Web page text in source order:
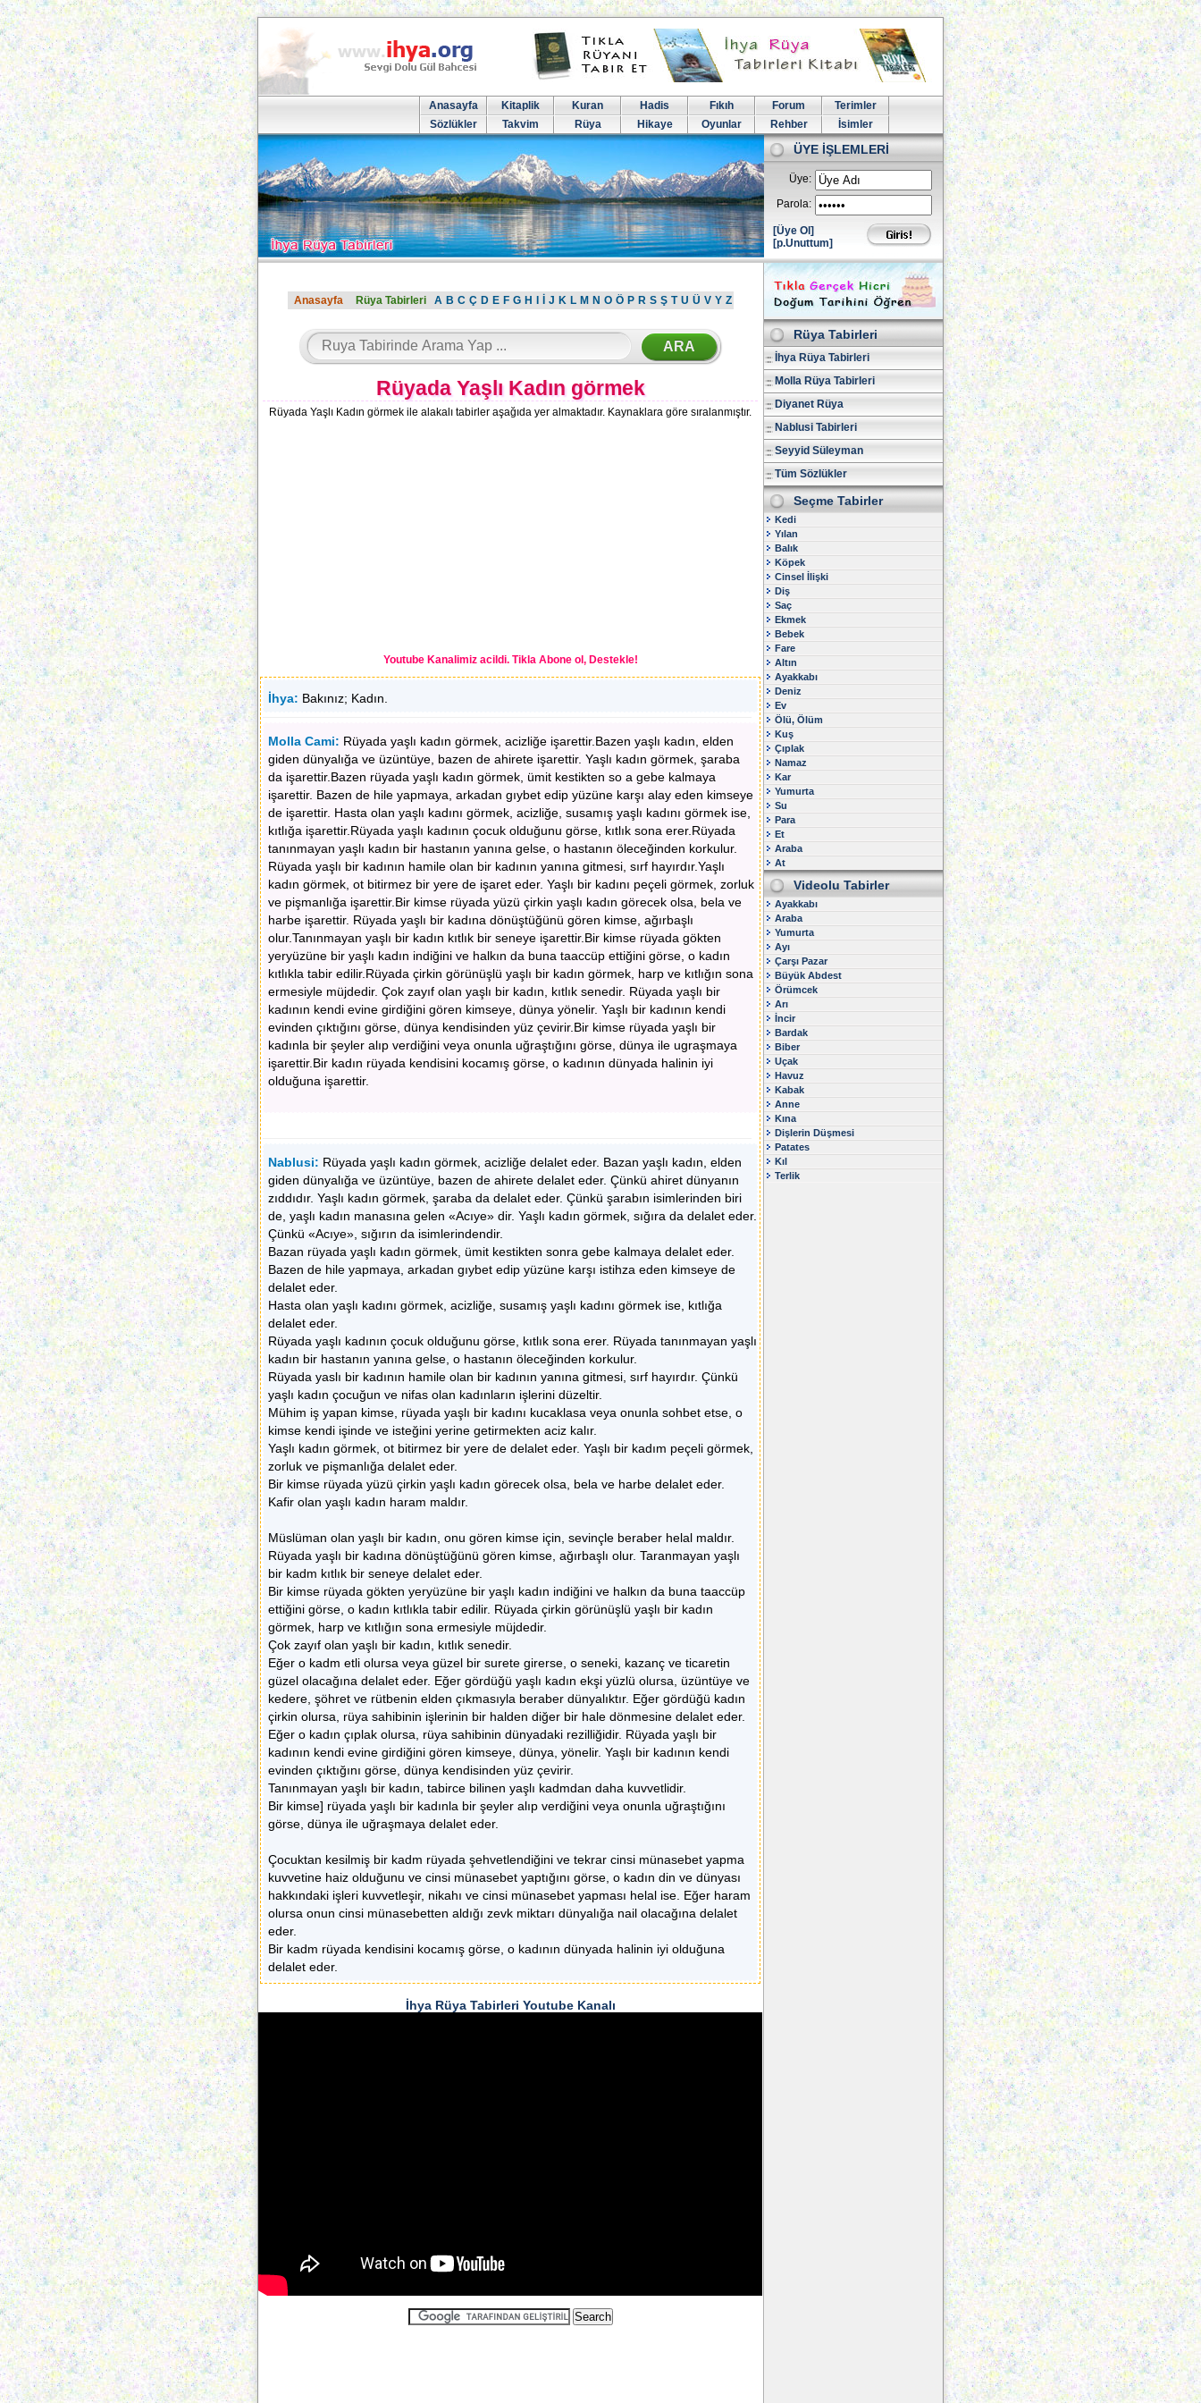
Anasayfa Kitaplik Kuran Hadis Fıkıh Forum
Terimler
Sözlükler
Takvim Rüya Hikaye Oyunlar Rehber İsimler
ÜYE İŞLEMLERİ
Üye:
Parola:
[Üye Ol]
[p.Unuttum]
Anasayfa Rüya Tabirleri A B C Ç D E F G H J K L M N O Ö P R S Ş T U Ü V Y Z
Rüyada Yaşlı Kadın görmek
Rüyada Yaşlı Kadın görmek ile alakalı tabirler aşağıda yer almaktadır. Kaynaklara göre sıralanmıştır.
Youtube Kanalimiz acildi. Tikla Abone ol, Destekle!
İhya: Bakınız; Kadın.
Molla Cami: Rüyada yaşlı kadın görmek, acizliğe işarettir.Bazen yaşlı kadın, elden
giden dünyalığa ve üzüntüye, bazen de ahirete işarettir. Yaşlı kadın görmek, şaraba
da işarettir.Bazen rüyada yaşlı kadın görmek, ümit kestikten so a gebe kalmaya
işarettir. Bazen de hile yapmaya, arkadan gıybet edip yüzüne karşı alay eden kimseye
de işarettir. Hasta olan yaşlı kadını görmek, acizliğe, susamış yaşlı kadını görmek ise,
kıtlığa işarettir.Rüyada yaşlı kadının çocuk olduğunu görse, kıtlık sona erer.Rüyada
tanınmayan yaşlı kadın bir hastanın yanına gelse, o hastanın öleceğinden korkulur.
Rüyada yaşlı bir kadının hamile olan bir kadının yanına gitmesi, sırf hayırdır.Yaşlı
kadın görmek, ot bitirmez bir yere de işaret eder. Yaşlı bir kadını peçeli görmek, zorluk
ve pişmanlığa işarettir.Bir kimse rüyada yüzü çirkin yaşlı kadın görecek olsa, bela ve
harbe işarettir. Rüyada yaşlı bir kadına dönüştüğünü gören kimse, ağırbaşlı
olur.Tanınmayan yaşlı bir kadın kıtlık bir seneye işarettir.Bir kimse rüyada gökten
yeryüzüne bir yaşlı kadın indiğini ve halkın da buna taaccüp ettiğini görse, o kadın
kıtlıkla tabir edilir.Rüyada çirkin görünüşlü yaşlı bir kadın görmek, harp ve kıtlığın sona
ermesiyle müjdedir. Çok zayıf olan yaşlı bir kadın, kıtlık senedir. Rüyada yaşlı bir
kadının kendi evine girdiğini gören kimseye, dünya yönelir. Yaşlı bir kadının kendi
evinden çıktığını görse, dünya kendisinden yüz çevirir.Bir kimse rüyada yaşlı bir
kadınla bir şeyler alıp verdiğini veya onunla uğraştığını görse, dünya ile ugraşmaya
işarettir.Bir kadın rüyada kendisini kocamış görse, o kadının dünyada halinin iyi
olduğuna işarettir.
Nablusi: Rüyada yaşlı kadın görmek, acizliğe delalet eder. Bazan yaşlı kadın, elden
giden dünyalığa ve üzüntüye, bazen de ahirete delalet eder. Çünkü ahiret dünyanın
zıddıdır. Yaşlı kadın görmek, şaraba da delalet eder. Çünkü şarabın isimlerinden biri
de, yaşlı kadın manasına gelen «Acıye» dir. Yaşlı kadın görmek, sığıra da delalet eder.
Çünkü «Acıye», sığırın da isimlerindendir.
Bazan rüyada yaşlı kadın görmek, ümit kestikten sonra gebe kalmaya delalet eder.
Bazen de hile yapmaya, arkadan gıybet edip yüzüne karşı istihza eden kimseye de
delalet eder.
Hasta olan yaşlı kadını görmek, acizliğe, susamış yaşlı kadını görmek ise, kıtlığa
delalet eder.
Rüyada yaşlı kadının çocuk olduğunu görse, kıtlık sona erer. Rüyada tanınmayan yaşlı
kadın bir hastanın yanına gelse, o hastanın öleceğinden korkulur.
Rüyada yaslı bir kadının hamile olan bir kadının yanına gitmesi, sırf hayırdır. Çünkü
yaşlı kadın çocuğun ve nifas olan kadınların işlerini düzeltir.
Mühim iş yapan kimse, rüyada yaşlı bir kadını kucaklasa veya onunla sohbet etse, o
kimse kendi işinde ve isteğini yerine getirmekten aciz kalır.
Yaşlı kadın görmek, ot bitirmez bir yere de delalet eder. Yaşlı bir kadım peçeli görmek,
zorluk ve pişmanlığa delalet eder.
Bir kimse rüyada yüzü çirkin yaşlı kadın görecek olsa, bela ve harbe delalet eder.
Kafir olan yaşlı kadın haram maldır.
Müslüman olan yaşlı bir kadın, onu gören kimse için, sevinçle beraber helal maldır.
Rüyada yaşlı bir kadına dönüştüğünü gören kimse, ağırbaşlı olur. Taranmayan yaşlı
bir kadm kıtlık bir seneye delalet eder.
Bir kimse rüyada gökten yeryüzüne bir yaşlı kadın indiğini ve halkın da buna taaccüp
ettiğini görse, o kadın kıtlıkla tabir edilir. Rüyada çirkin görünüşlü yaşlı bir kadın
görmek, harp ve kıtlığın sona ermesiyle müjdedir.
Çok zayıf olan yaşlı bir kadın, kıtlık senedir.
Eğer o kadm etli olursa veya güzel bir surete girerse, o seneki, kazanç ve ticaretin
güzel olacağına delalet eder. Eğer gördüğü yaşlı kadın ekşi yüzlü olursa, üzüntüye ve
kedere, şöhret ve rütbenin elden çıkmasıyla beraber dünyalıktır. Eğer gördüğü kadın
çirkin olursa, rüya sahibinin işlerinin bir halden diğer bir hale dönmesine delalet eder.
Eğer o kadın çıplak olursa, rüya sahibinin dünyadaki rezilliğidir. Rüyada yaşlı bir
kadının kendi evine girdiğini gören kimseye, dünya, yönelir. Yaşlı bir kadının kendi
evinden çıktığını görse, dünya kendisinden yüz çevirir.
Tanınmayan yaşlı bir kadın, tabirce bilinen yaşlı kadmdan daha kuvvetlidir.
Bir kimse] rüyada yaşlı bir kadınla bir şeyler alıp verdiğini veya onunla uğraştığını
görse, dünya ile uğraşmaya delalet eder.
Çocuktan kesilmiş bir kadm rüyada şehvetlendiğini ve tekrar cinsi münasebet yapma
kuvvetine haiz olduğunu ve cinsi münasebet yaptığını görse, o kadın din ve dünyası
hakkındaki işleri kuvvetleşir, nikahı ve cinsi münasebet yapması helal ise. Eğer haram
olursa onun cinsi münasebetten aldığı zevk miktarı dünyalığa nail olacağına delalet
eder.
Bir kadm rüyada kendisini kocamış görse, o kadının dünyada halinin iyi olduğuna
delalet eder.
İhya Rüya Tabirleri Youtube Kanalı
Rüya Tabirleri
İhya Rüya Tabirleri
Molla Rüya Tabirleri
Diyanet Rüya
Nablusi Tabirleri
Seyyid Süleyman
Tüm Sözlükler
Seçme Tabirler
Kedi
Yılan
Balık
Köpek
Cinsel İlişki
Diş
Saç
Ekmek
Bebek
Fare
Altın
Ayakkabı
Deniz
Ev
Ölü, Ölüm
Kuş
Çıplak
Namaz
Kar
Yumurta
Su
Para
Et
Araba
At
Videolu Tabirler
Ayakkabı
Araba
Yumurta
Ayı
Çarşı Pazar
Büyük Abdest
Örümcek
Arı
İncir
Bardak
Biber
Uçak
Havuz
Kabak
Anne
Kına
Dişlerin Düşmesi
Patates
Kıl
Terlik